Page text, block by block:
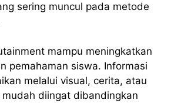
sering muncul pada metode
mampu meningkatkan
pemahaman siswa. Informasi
melalui visual, cerita, atau
diingat dibandingkan